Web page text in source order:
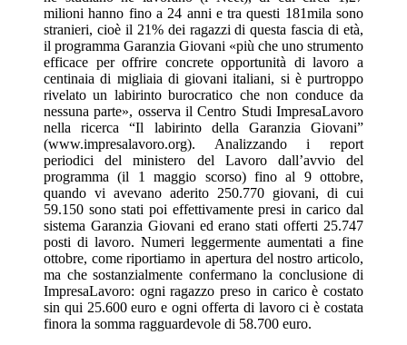
milioni hanno fino a 24 anni e tra questi 181mila sono
stranieri, cioè il 21% dei ragazzi di questa fascia di età,
il programma Garanzia Giovani «più che uno strumento
efficace per offrire concrete opportunità di lavoro a
centinaia di migliaia di giovani italiani, si è purtroppo
rivelato un labirinto burocratico che non conduce da
nessuna parte», osserva il Centro Studi ImpresaLavoro
nella ricerca “Il labirinto della Garanzia Giovani”
(www.impresalavoro.org). Analizzando i report
periodici del ministero del Lavoro dall’avvio del
programma (il 1 maggio scorso) fino al 9 ottobre,
quando vi avevano aderito 250.770 giovani, di cui
59.150 sono stati poi effettivamente presi in carico dal
sistema Garanzia Giovani ed erano stati offerti 25.747
posti di lavoro. Numeri leggermente aumentati a fine
ottobre, come riportiamo in apertura del nostro articolo,
ma che sostanzialmente confermano la conclusione di
ImpresaLavoro: ogni ragazzo preso in carico è costato
sin qui 25.600 euro e ogni offerta di lavoro ci è costata
finora la somma ragguardevole di 58.700 euro.